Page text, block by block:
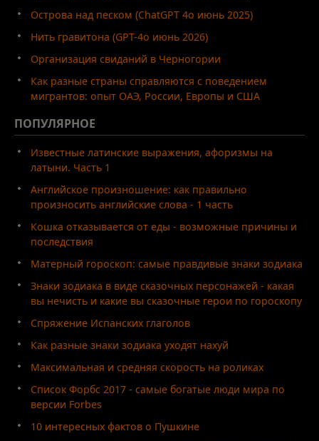
Острова над песком (ChatGPT 4o июнь 2025)
Нить гравитона (GPT-4o июнь 2026)
Организация свиданий в Черногории
Как разные страны справляются с поведением
мигрантов: опыт ОАЭ, России, Европы и США
ПОПУЛЯРНОЕ
Известные латинские выражения, афоризмы на
латыни. Часть 1
Английское произношение: как правильно
произносить английские слова - 1 часть
Кошка отказывается от еды - возможные причины и
последствия
Матерный гороскоп: самые правдивые знаки зодиака
Знаки зодиака в виде сказочных персонажей - какая
вы нечисть и какие вы сказочные герои по гороскопу
Спряжение Испанских глаголов
Как разные знаки зодиака уходят нахуй
Максимальная и средняя скорость на роликах
Список Форбс 2017 - самые богатые люди мира по
версии Forbes
10 интересных фактов о Пушкине